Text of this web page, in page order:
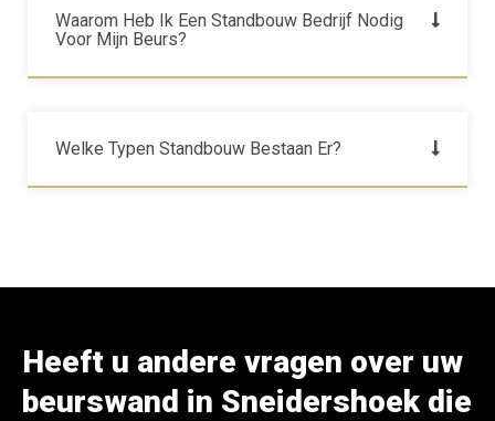
Waarom Heb Ik Een Standbouw Bedrijf Nodig
Voor Mijn Beurs?
Welke Typen Standbouw Bestaan Er?
Heeft u andere vragen over uw
beurswand in Sneidershoek die